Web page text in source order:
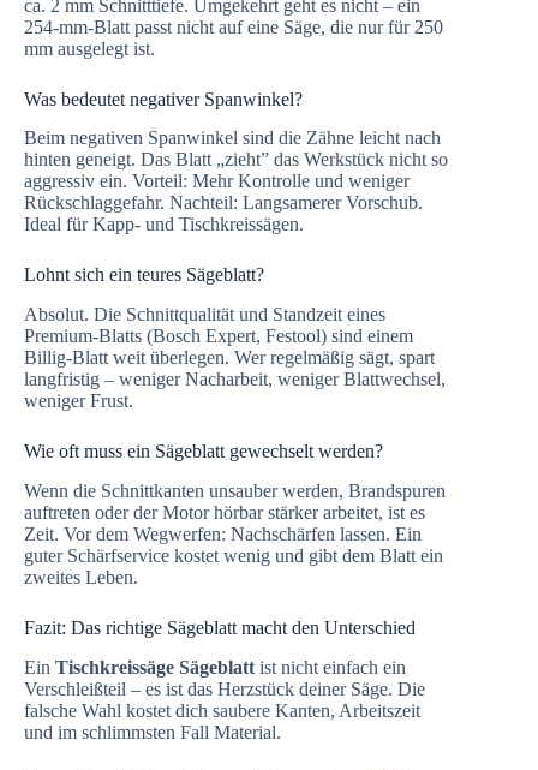
ca. 2 mm Schnitttiefe. Umgekehrt geht es nicht – ein
254-mm-Blatt passt nicht auf eine Säge, die nur für 250
mm ausgelegt ist.
Was bedeutet negativer Spanwinkel?
Beim negativen Spanwinkel sind die Zähne leicht nach
hinten geneigt. Das Blatt „zieht” das Werkstück nicht so
aggressiv ein. Vorteil: Mehr Kontrolle und weniger
Rückschlaggefahr. Nachteil: Langsamerer Vorschub.
Ideal für Kapp- und Tischkreissägen.
Lohnt sich ein teures Sägeblatt?
Absolut. Die Schnittqualität und Standzeit eines
Premium-Blatts (Bosch Expert, Festool) sind einem
Billig-Blatt weit überlegen. Wer regelmäßig sägt, spart
langfristig – weniger Nacharbeit, weniger Blattwechsel,
weniger Frust.
Wie oft muss ein Sägeblatt gewechselt werden?
Wenn die Schnittkanten unsauber werden, Brandspuren
auftreten oder der Motor hörbar stärker arbeitet, ist es
Zeit. Vor dem Wegwerfen: Nachschärfen lassen. Ein
guter Schärfservice kostet wenig und gibt dem Blatt ein
zweites Leben.
Fazit: Das richtige Sägeblatt macht den Unterschied
Ein Tischkreissäge Sägeblatt ist nicht einfach ein
Verschleißteil – es ist das Herzstück deiner Säge. Die
falsche Wahl kostet dich saubere Kanten, Arbeitszeit
und im schlimmsten Fall Material.